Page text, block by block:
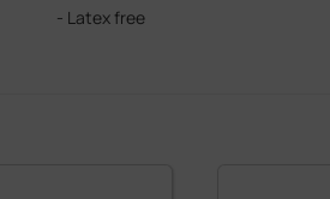
- Latex free